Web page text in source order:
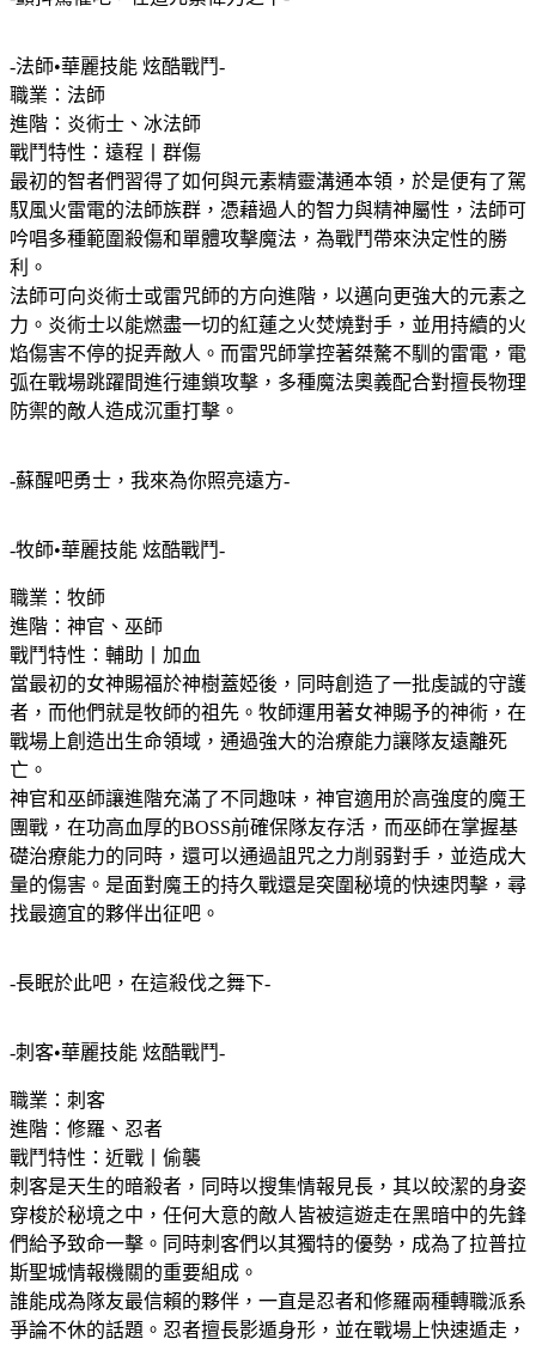
-法師•華麗技能 炫酷戰鬥-
職業：法師
進階：炎術士、冰法師
戰鬥特性：遠程丨群傷
最初的智者們習得了如何與元素精靈溝通本領，於是便有了駕
馭風火雷電的法師族群，憑藉過人的智力與精神屬性，法師可
吟唱多種範圍殺傷和單體攻擊魔法，為戰鬥帶來決定性的勝
利。
法師可向炎術士或雷咒師的方向進階，以邁向更強大的元素之
力。炎術士以能燃盡一切的紅蓮之火焚燒對手，並用持續的火
焰傷害不停的捉弄敵人。而雷咒師掌控著桀驁不馴的雷電，電
弧在戰場跳躍間進行連鎖攻擊，多種魔法奧義配合對擅長物理
防禦的敵人造成沉重打擊。
-蘇醒吧勇士，我來為你照亮遠方-
-牧師•華麗技能 炫酷戰鬥-
職業：牧師
進階：神官、巫師
戰鬥特性：輔助丨加血
當最初的女神賜福於神樹蓋婭後，同時創造了一批虔誠的守護
者，而他們就是牧師的祖先。牧師運用著女神賜予的神術，在
戰場上創造出生命領域，通過強大的治療能力讓隊友遠離死
亡。
神官和巫師讓進階充滿了不同趣味，神官適用於高強度的魔王
團戰，在功高血厚的BOSS前確保隊友存活，而巫師在掌握基
礎治療能力的同時，還可以通過詛咒之力削弱對手，並造成大
量的傷害。是面對魔王的持久戰還是突圍秘境的快速閃擊，尋
找最適宜的夥伴出征吧。
-長眠於此吧，在這殺伐之舞下-
-刺客•華麗技能 炫酷戰鬥-
職業：刺客
進階：修羅、忍者
戰鬥特性：近戰丨偷襲
刺客是天生的暗殺者，同時以搜集情報見長，其以皎潔的身姿
穿梭於秘境之中，任何大意的敵人皆被這遊走在黑暗中的先鋒
們給予致命一擊。同時刺客們以其獨特的優勢，成為了拉普拉
斯聖城情報機關的重要組成。
誰能成為隊友最信賴的夥伴，一直是忍者和修羅兩種轉職派系
爭論不休的話題。忍者擅長影遁身形，並在戰場上快速遁走，